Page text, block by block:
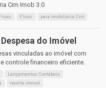
Cim Imob 3.0
Fluxo para imobiliária Cim
do Imóvel
vinculadas ao imóvel com
controle financeiro eficiente.
Lançamentos Contábeis
receita imovel